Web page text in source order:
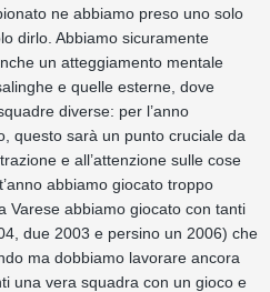
ne abbiamo preso uno solo
dirlo. Abbiamo sicuramente
un atteggiamento mentale
e quelle esterne, dove
diverse: per l’anno
questo sarà un punto cruciale da
e all’attenzione sulle cose
abbiamo giocato troppo
Varese abbiamo giocato con tanti
due 2003 e persino un 2006) che
ma dobbiamo lavorare ancora
una vera squadra con un gioco e